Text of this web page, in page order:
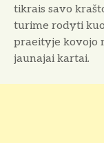
tikrais savo
turime rodyti
praeityje kovojo
jaunajai kartai.